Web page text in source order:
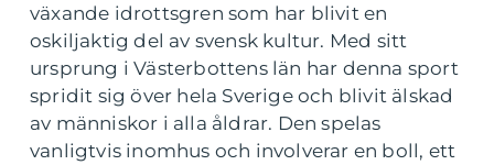
växande idrottsgren som har blivit en
oskiljaktig del av svensk kultur. Med sitt
ursprung i Västerbottens län har denna sport
spridit sig över hela Sverige och blivit älskad
av människor i alla åldrar. Den spelas
vanligtvis inomhus och involverar en boll, ett